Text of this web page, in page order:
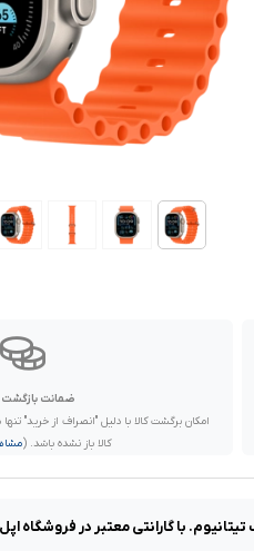
ضمانت بازگشت
امکان برگشت کالا با دلیل "انصراف از خرید"
کالا باز نشده باشد. (